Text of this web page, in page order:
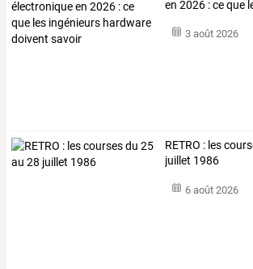
en 2026 :ceque
3 août 2026
RETRO : les
juillet 1986
6 août 2026